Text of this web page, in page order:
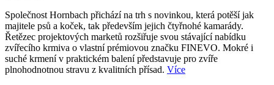
Společnost Hornbach přichází na trh s novinkou, která potěší jak
majitele psů a koček, tak především jejich čtyřnohé kamarády.
Řetězec projektových marketů rozšiřuje svou stávající nabídku
zvířecího krmiva o vlastní prémiovou značku FINEVO. Mokré i
suché krmení v praktickém balení představuje pro zvíře
plnohodnotnou stravu z kvalitních přísad. Více